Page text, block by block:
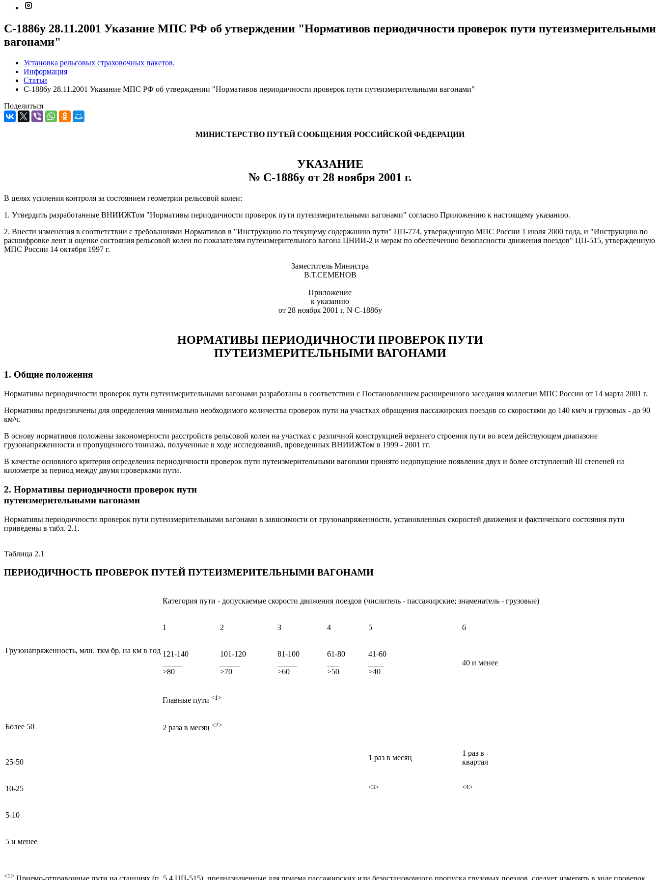
С-1886у 28.11.2001 Указание МПС РФ об утверждении "Нормативов периодичности проверок пути путеизмерительными
вагонами"
Установка рельсовых страховочных пакетов.
Информация
Статьи
С-1886у 28.11.2001 Указание МПС РФ об утверждении "Нормативов периодичности проверок пути путеизмерительными вагонами"
Поделиться
МИНИСТЕРСТВО ПУТЕЙ СООБЩЕНИЯ РОССИЙСКОЙ ФЕДЕРАЦИИ
УКАЗАНИЕ
№ С-1886у от 28 ноября 2001 г.
В целях усиления контроля за состоянием геометрии рельсовой колеи:
1. Утвердить разработанные ВНИИЖТом "Нормативы периодичности проверок пути путеизмерительными вагонами" согласно Приложению к настоящему указанию.
2. Внести изменения в соответствии с требованиями Нормативов в "Инструкцию по текущему содержанию пути" ЦП-774, утвержденную МПС России 1 июля 2000 года, и "Инструкцию по
расшифровке лент и оценке состояния рельсовой колеи по показателям путеизмерительного вагона ЦНИИ-2 и мерам по обеспечению безопасности движения поездов" ЦП-515, утвержденную
МПС России 14 октября 1997 г.
Заместитель Министра
В.Т.СЕМЕНОВ
Приложение
к указанию
от 28 ноября 2001 г. N С-1886у
НОРМАТИВЫ ПЕРИОДИЧНОСТИ ПРОВЕРОК ПУТИ
ПУТЕИЗМЕРИТЕЛЬНЫМИ ВАГОНАМИ
1. Общие положения
Нормативы периодичности проверок пути путеизмерительными вагонами разработаны в соответствии с Постановлением расширенного заседания коллегии МПС России от 14 марта 2001 г.
Нормативы предназначены для определения минимально необходимого количества проверок пути на участках обращения пассажирских поездов со скоростями до 140 км/ч и грузовых - до 90
км/ч.
В основу нормативов положены закономерности расстройств рельсовой колеи на участках с различной конструкцией верхнего строения пути во всем действующем диапазоне
грузонапряженности и пропущенного тоннажа, полученные в ходе исследований, проведенных ВНИИЖТом в 1999 - 2001 гг.
В качестве основного критерия определения периодичности проверок пути путеизмерительными вагонами принято недопущение появления двух и более отступлений III степеней на
километре за период между двумя проверками пути.
2. Нормативы периодичности проверок пути
путеизмерительными вагонами
Нормативы периодичности проверок пути путеизмерительными вагонами в зависимости от грузонапряженности, установленных скоростей движения и фактического состояния пути
приведены в табл. 2.1.
Таблица 2.1
ПЕРИОДИЧНОСТЬ ПРОВЕРОК ПУТЕЙ ПУТЕИЗМЕРИТЕЛЬНЫМИ ВАГОНАМИ
Грузонапряженность, млн. ткм бр. на км в год
Категория пути - допускаемые скорости движения поездов (числитель - пассажирские; знаменатель - грузовые)
1 2 3 4 5 6
121-140
>80
101-120
>70
81-100
>60
61-80
>50
41-60
>40
40 и менее
Главные пути <1>
Более 50 2 раза в месяц <2>
25-50
1 раз в месяц
1 раз в
квартал
10-25 <3> <4>
5-10
5 и менее
<1>